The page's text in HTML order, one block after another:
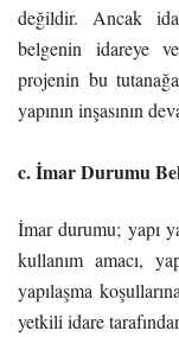
değildir. Ancak
belgenin idareye
projenin bu
yapının inşasının
c. İmar Durumu
İmar durumu; yapı
kullanım amacı,
yapılaşma
yetkili idare